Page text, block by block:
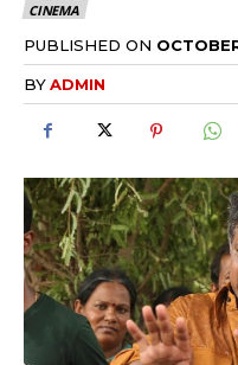
CINEMA
PUBLISHED ON
BYADMIN